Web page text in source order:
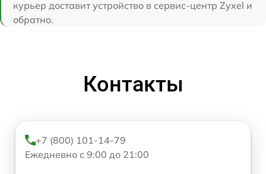
курьер доставит устройство в сервис-центр Zyxel и
обратно.
Контакты
+7 (800) 101-14-79
Ежедневно с 9:00 до 21:00